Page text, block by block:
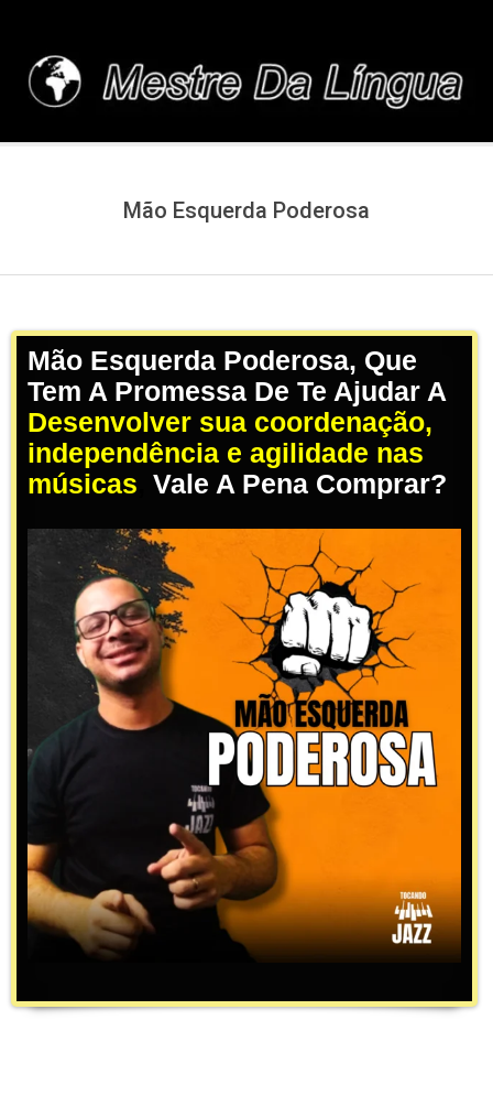
content
Mão Esquerda Poderosa
Mão Esquerda Poderosa, Que
Tem A Promessa De Te Ajudar A
Desenvolver sua coordenação,
independência e agilidade nas
músicas Vale A Pena Comprar?